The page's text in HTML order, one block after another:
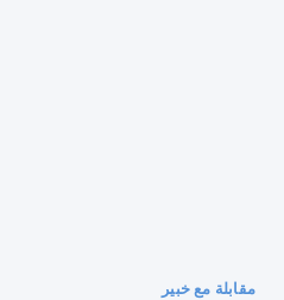
مقابلة مع خبير